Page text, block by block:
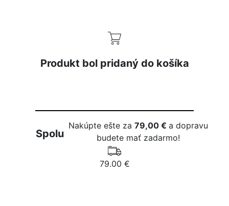
Produkt bol pridaný do košíka
Spolu
Nakúpte ešte za79,00 €a dopravu
budete mať zadarmo!
79.00 €